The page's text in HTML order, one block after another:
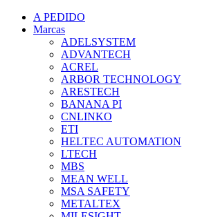
A PEDIDO
Marcas
ADELSYSTEM
ADVANTECH
ACREL
ARBOR TECHNOLOGY
ARESTECH
BANANA PI
CNLINKO
ETI
HELTEC AUTOMATION
LTECH
MBS
MEAN WELL
MSA SAFETY
METALTEX